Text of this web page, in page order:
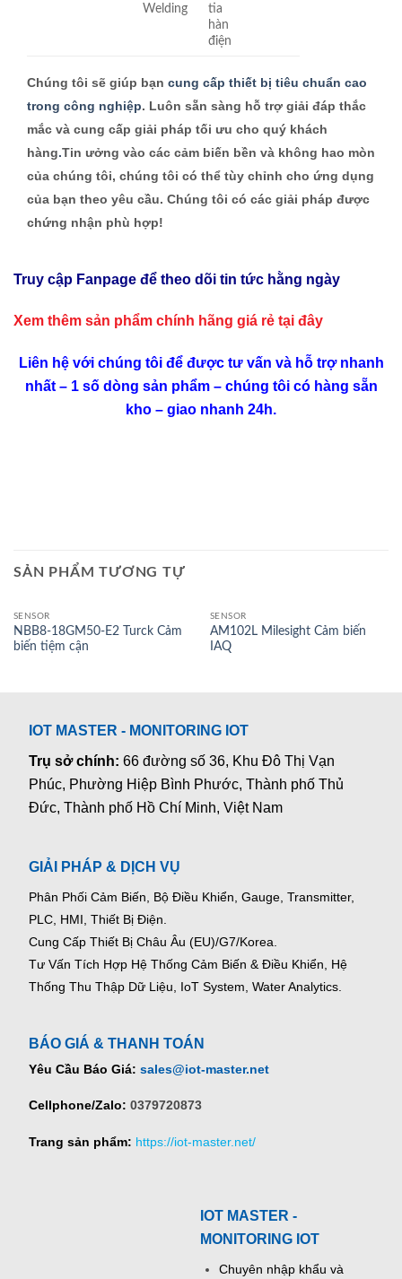
Welding
tia
hàn
điện
Chúng tôi sẽ giúp bạn cung cấp thiết bị tiêu chuẩn cao
trong công nghiệp. Luôn sẵn sàng hỗ trợ giải đáp thắc
mắc và cung cấp giải pháp tối ưu cho quý khách
hàng.Tin ưởng vào các cảm biến bền và không hao mòn
của chúng tôi, chúng tôi có thể tùy chỉnh cho ứng dụng
của bạn theo yêu cầu. Chúng tôi có các giải pháp được
chứng nhận phù hợp!
Truy cập Fanpage để theo dõi tin tức hằng ngày
Xem thêm sản phẩm chính hãng giá rẻ tại đây
Liên hệ với chúng tôi để được tư vấn và hỗ trợ nhanh
nhất – 1 số dòng sản phẩm – chúng tôi có hàng sẵn
kho – giao nhanh 24h.
SẢN PHẨM TƯƠNG TỰ
SENSOR
NBB8-18GM50-E2 Turck Cảm
biến tiệm cận
SENSOR
AM102L Milesight Cảm biến
IAQ
IOT MASTER - MONITORING IOT
Trụ sở chính:66 đường số 36, Khu Đô Thị Vạn
Phúc, Phường Hiệp Bình Phước, Thành phố Thủ
Đức, Thành phố Hồ Chí Minh, Việt Nam
GIẢI PHÁP & DỊCH VỤ
Phân Phối Cảm Biến, Bộ Điều Khiển, Gauge, Transmitter,
PLC, HMI, Thiết Bị Điện.
Cung Cấp Thiết Bị Châu Âu (EU)/G7/Korea.
Tư Vấn Tích Hợp Hệ Thống Cảm Biến & Điều Khiển, Hệ
Thống Thu Thập Dữ Liệu, IoT System, Water Analytics.
BÁO GIÁ & THANH TOÁN
Yêu Cầu Báo Giá: sales@iot-master.net
Cellphone/Zalo: 0379720873
Trang sản phẩm: https://iot-master.net/
IOT MASTER -
MONITORING IOT
Chuyên nhập khẩu và